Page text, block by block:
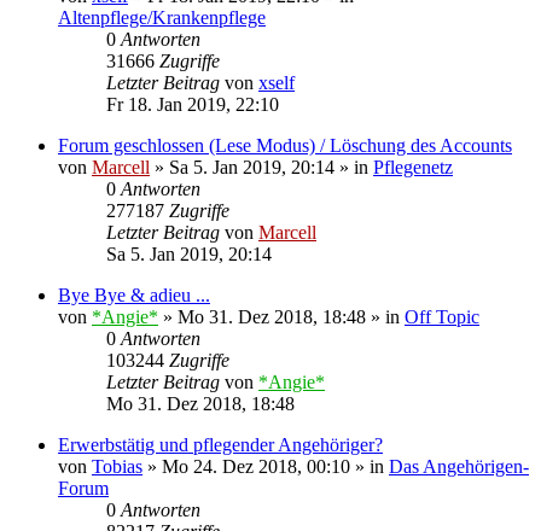
Altenpflege/Krankenpflege
0 Antworten
31666 Zugriffe
Letzter Beitrag von xself
Fr 18. Jan 2019, 22:10
Forum geschlossen (Lese Modus) / Löschung des Accounts
von Marcell » Sa 5. Jan 2019, 20:14 » in Pflegenetz
0 Antworten
277187 Zugriffe
Letzter Beitrag von Marcell
Sa 5. Jan 2019, 20:14
Bye Bye & adieu ...
von *Angie* » Mo 31. Dez 2018, 18:48 » in Off Topic
0 Antworten
103244 Zugriffe
Letzter Beitrag von *Angie*
Mo 31. Dez 2018, 18:48
Erwerbstätig und pflegender Angehöriger?
von Tobias » Mo 24. Dez 2018, 00:10 » in Das Angehörigen-
Forum
0 Antworten